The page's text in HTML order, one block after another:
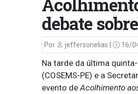
debate
Por jeffersonelias | 16/
Na tarde da última
(COSEMS-PE) e a
evento deAcolhimento